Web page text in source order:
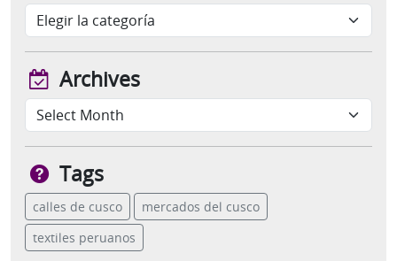
Archives
Tags
calles de cusco
mercados del cusco
textiles peruanos